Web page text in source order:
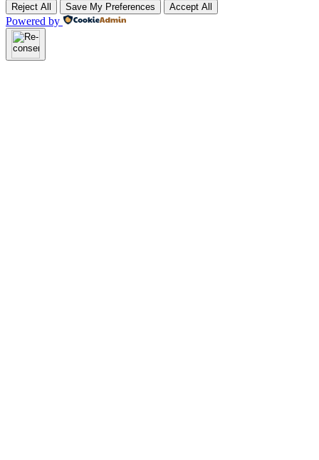
Reject All Save My Preferences Accept All
Powered by